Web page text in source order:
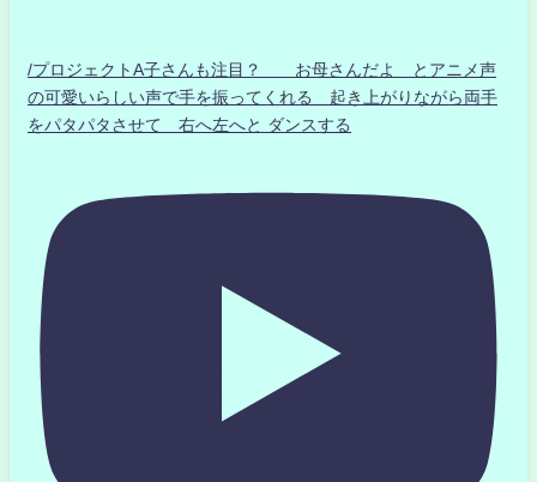
/プロジェクトA子さんも注目？ お母さんだよ とアニメ声
の可愛いらしい声で手を振ってくれる 起き上がりながら両手
をパタパタさせて 右へ左へと ダンスする